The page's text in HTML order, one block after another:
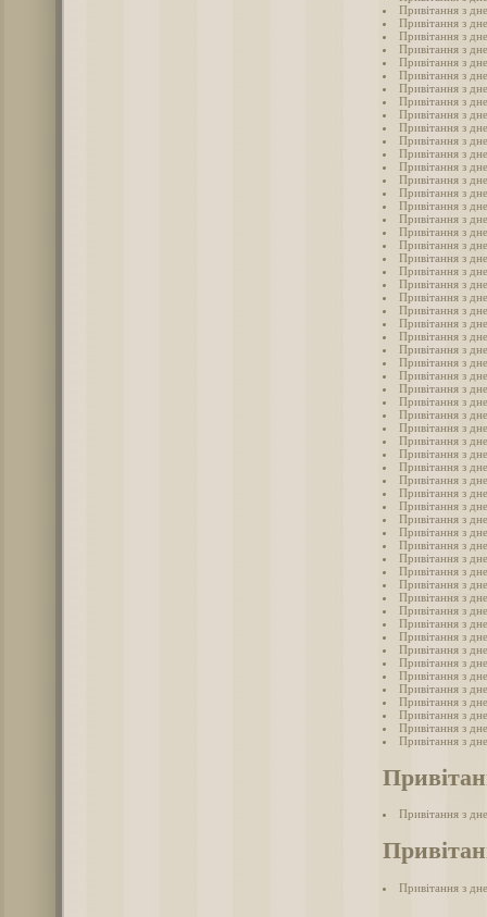
Привітання з
Привітання з
Привітання з
Привітання з
Привітання з
Привітання з
Привітання з
Привітання з
Привітання з
Привітання з
Привітання з
Привітання з
Привітання з
Привітання з
Привітання з
Привітання з
Привітання з
Привітання з
Привітання з
Привітання з
Привітання з
Привітання з
Привітання з
Привітання з
Привітання з
Привітання з
Привітання з
Привітання з
Привітання з
Привітання з
Привітання з
Привітання з
Привітання з
Привітання з
Привітання з
Привітання з
Привітання з
Привітання з
Привітання з
Привітання з
Привітання з
Привітання з
Привітання з
Привітання з
Привітання з
Привітання з
Привітання з
Привітання з
Привітання з
Привітання з
Привітання з
Привітання з
Привітання з
Привітання з
Привітання з
Привітання з
Привітання з
Привітання з
Привітання з